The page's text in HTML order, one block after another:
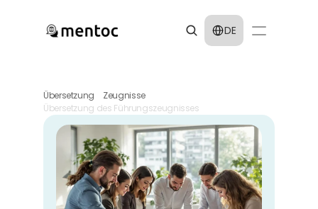
Select Language
DE
Übersetzung
Zeugnisse
Übersetzung des Führungszeugnisses